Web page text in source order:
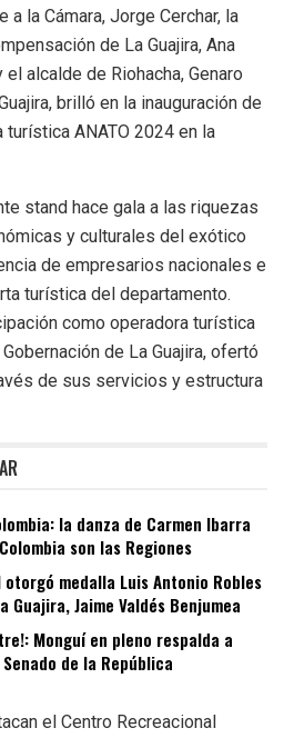
a la Cámara, Jorge Cerchar, la
de La Guajira, Ana
alcalde de Riohacha, Genaro
brilló en la inauguración de
ANATO 2024 en la
stand hace gala a las riquezas
y culturales del exótico
de empresarios nacionales e
turística del departamento.
como operadora turística
de La Guajira, ofertó
de sus servicios y estructura
la danza de Carmen Ibarra
son las Regiones
medalla Luis Antonio Robles
Guajira, Jaime Valdés Benjumea
Monguí en pleno respalda a
de la República
el Centro Recreacional